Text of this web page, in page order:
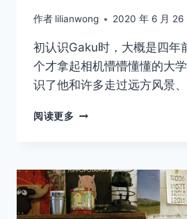
作者 lilianwong 2020 年 6 月 26
初认识Gaku时，大概是四年
个才拿起相机懵懵懂懂的大
识了他和许多走过远方风景
阅读更多 STAYHOMECLUB